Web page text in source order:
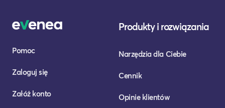
Pomoc
Zaloguj się
Załóż konto
Produkty i rozwiązania
Narzędzia dla Ciebie
Cennik
Opinie klientów